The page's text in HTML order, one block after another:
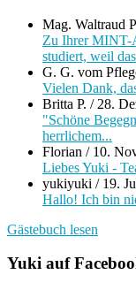
Mag. Waltraud
Zu Ihrer MINT-
studiert, weil
G. G. vom
Vielen Dank,
Britta P. / 28.
"Schöne
herrlichem...
Florian / 10.
Liebes Yuki -
yukiyuki / 19.
Hallo! Ich bin
Gästebuch lesen
Yuki auf